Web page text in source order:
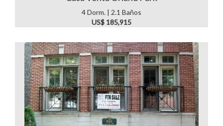
4 Dorm. | 2.1 Baños
US$ 185,915